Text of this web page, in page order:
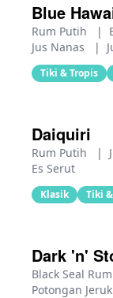
Blue
Rum Putih |
Jus Nanas
|
Tiki & Tropis
Daiquiri
Rum Putih |
Es Serut
Klasik Tiki
Dark 'n'
Black Seal Rum
Potongan